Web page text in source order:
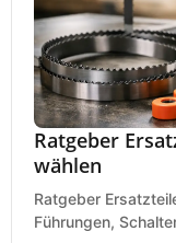
Ratgeber
wählen
Ratgeber
Führungen,